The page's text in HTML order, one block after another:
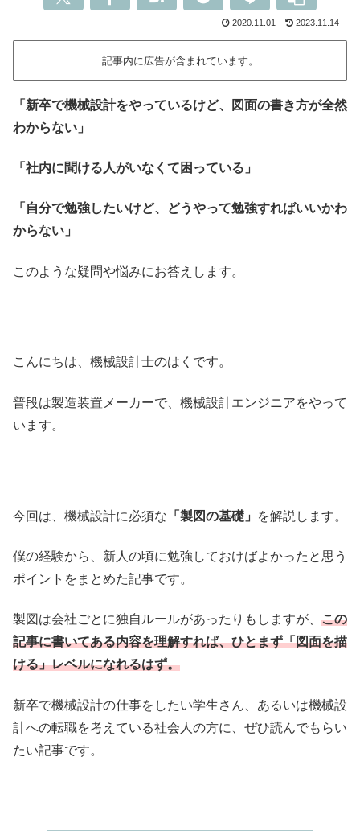
2020.11.01 2023.11.14
記事内に広告が含まれています。
「新卒で機械設計をやっているけど、図面の書き方が全然
わからない」
「社内に聞ける人がいなくて困っている」
「自分で勉強したいけど、どうやって勉強すればいいかわ
からない」
このような疑問や悩みにお答えします。
こんにちは、機械設計士のはくです。
普段は製造装置メーカーで、機械設計エンジニアをやって
います。
今回は、機械設計に必須な 「製図の基礎」 を解説します。
僕の経験から、新人の頃に勉強しておけばよかったと思う
ポイントをまとめた記事です。
製図は会社ごとに独自ルールがあったりもしますが、 この
記事に書いてある内容を理解すれば、ひとまず「図面を描
ける」レベルになれるはず。
新卒で機械設計の仕事をしたい学生さん、あるいは機械設
計への転職を考えている社会人の方に、ぜひ読んでもらい
たい記事です。